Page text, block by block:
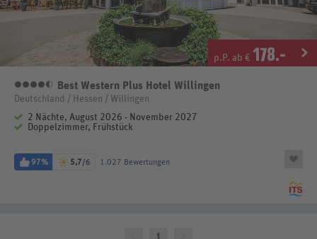
p.P. ab € 178.-
4,5 Sterne
Best Western Plus Hotel Willingen
Deutschland / Hessen / Willingen
2 Nächte, August 2026 - November 2027
Doppelzimmer, Frühstück
97% 5,7/6 1.027 Bewertungen
1